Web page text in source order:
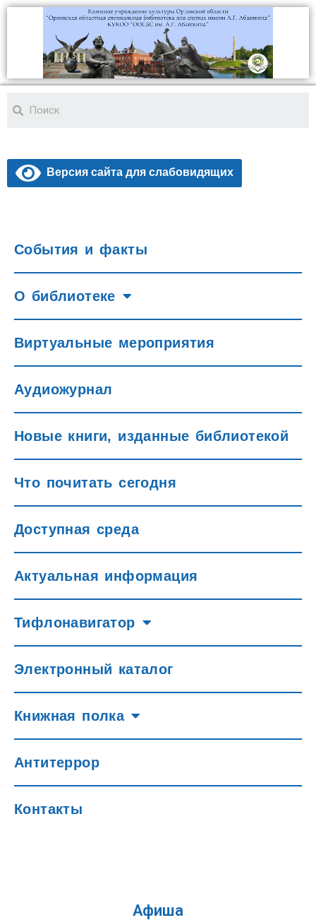
Версия сайта для слабовидящих
События и факты
О библиотеке
Виртуальные мероприятия
Аудиожурнал
Новые книги, изданные библиотекой
Что почитать сегодня
Доступная среда
Актуальная информация
Тифлонавигатор
Электронный каталог
Книжная полка
Антитеррор
Контакты
Афиша